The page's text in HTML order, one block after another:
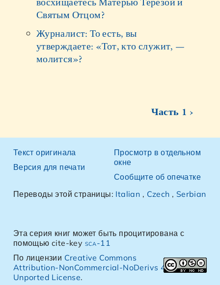
Святым Отцом?
Журналист: То есть, вы
утверждаете: «Тот, кто служит, —
молится»?
Часть 1 ›
Текст оригинала
Версия для печати
Просмотр в отдельном
окне
Сообщите об опечатке
Переводы этой страницы: Italian , Czech , Serbian
Эта серия книг может быть процитирована с
помощью cite-key sca-11
По лицензии Creative Commons
Attribution-NonCommercial-NoDerivs 4.0
Unported License.